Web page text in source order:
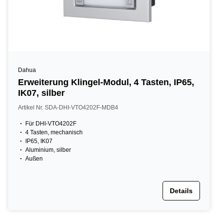
Dahua
Erweiterung Klingel-Modul, 4 Tasten, IP65,
IK07, silber
Artikel Nr. SDA-DHI-VTO4202F-MDB4
Für DHI-VTO4202F
4 Tasten, mechanisch
IP65, IK07
Aluminium, silber
Außen
Details